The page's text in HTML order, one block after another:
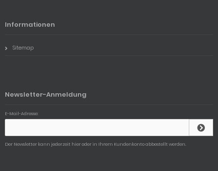
Informationen
Sitemap
Newsletter-Anmeldung
E-Mail-Adresse:
Der Newsletter kann jederzeit hier oder in Ihrem Kundenkonto abbestellt werden.